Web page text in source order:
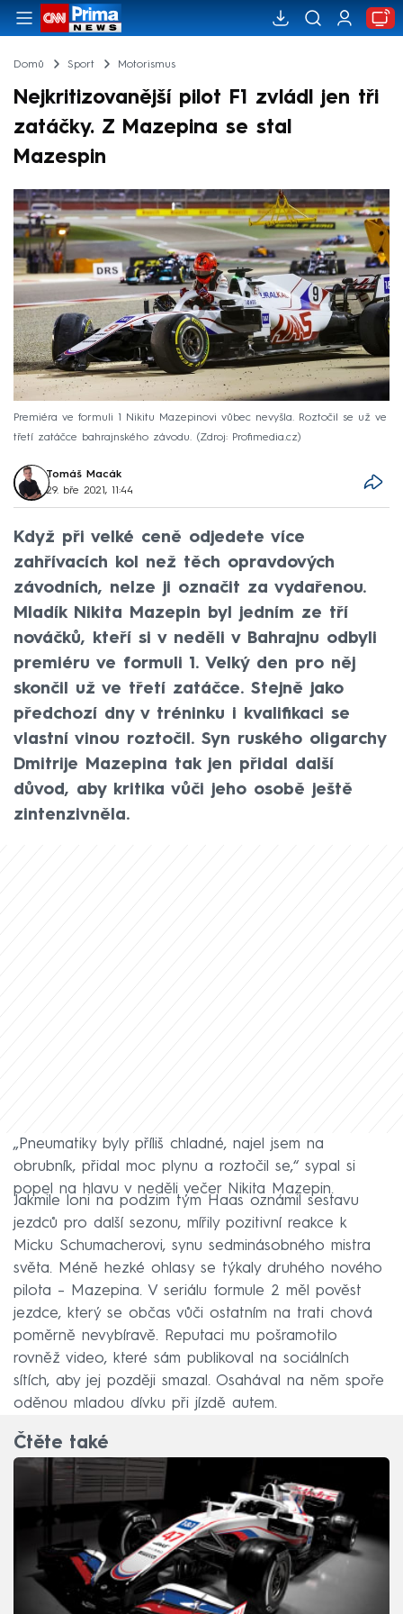
Domů Sport Motorismus
Nejkritizovanější pilot F1 zvládl jen tři
zatáčky. Z Mazepina se stal
Mazespin
Premiéra ve formuli 1 Nikitu Mazepinovi vůbec nevyšla. Roztočil se už ve
třetí zatáčce bahrajnského závodu.
Zdroj: Profimedia.cz
Tomáš Macák
29. bře 2021, 11:44
Když při velké ceně odjedete více
zahřívacích kol než těch opravdových
závodních, nelze ji označit za vydařenou.
Mladík Nikita Mazepin byl jedním ze tří
nováčků, kteří si v neděli v Bahrajnu odbyli
premiéru ve formuli 1. Velký den pro něj
skončil už ve třetí zatáčce. Stejně jako
předchozí dny v tréninku i kvalifikaci se
vlastní vinou roztočil. Syn ruského oligarchy
Dmitrije Mazepina tak jen přidal další
důvod, aby kritika vůči jeho osobě ještě
zintenzivněla.
„Pneumatiky byly příliš chladné, najel jsem na
obrubník, přidal moc plynu a roztočil se,“ sypal si
popel na hlavu v neděli večer Nikita Mazepin.
Jakmile loni na podzim tým Haas oznámil sestavu
jezdců pro další sezonu, mířily pozitivní reakce k
Micku Schumacherovi, synu sedminásobného mistra
světa. Méně hezké ohlasy se týkaly druhého nového
pilota – Mazepina. V seriálu formule 2 měl pověst
jezdce, který se občas vůči ostatním na trati chová
poměrně nevybíravě. Reputaci mu pošramotilo
rovněž video, které sám publikoval na sociálních
sítích, aby jej později smazal. Osahával na něm spoře
oděnou mladou dívku při jízdě autem.
Čtěte také